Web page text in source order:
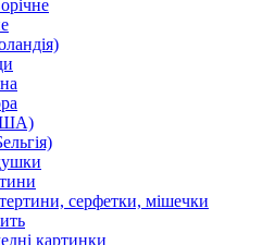
серфетки, мішечки
картинки